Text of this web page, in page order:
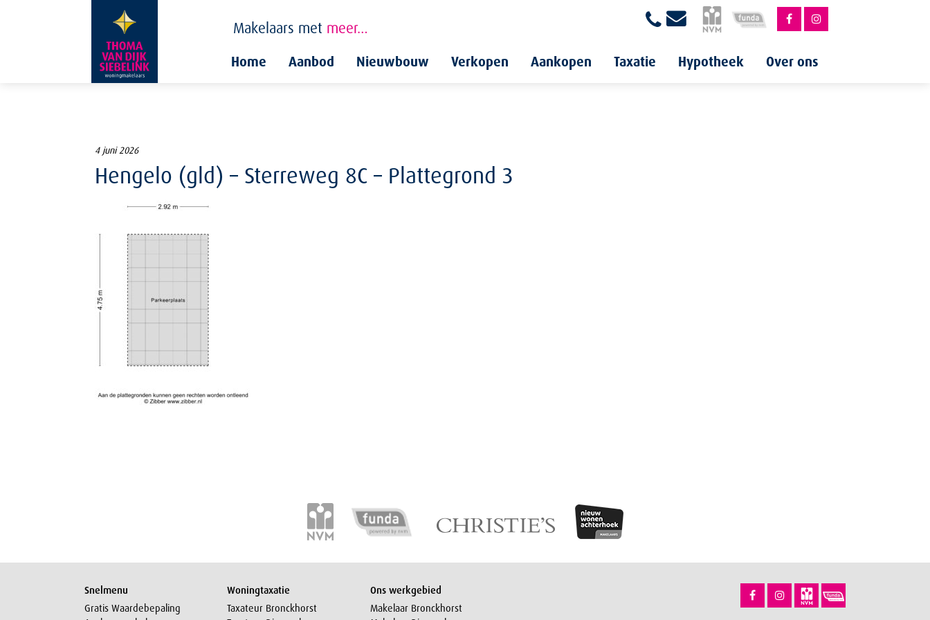
Makelaars met meer…
Home Aanbod Nieuwbouw Verkopen Aankopen Taxatie Hypotheek Over ons
4 juni 2026
Hengelo (gld) – Sterreweg 8C – Plattegrond 3
Snelmenu
Gratis Waardebepaling
Woningtaxatie
Taxateur Bronckhorst
Ons werkgebied
Makelaar Bronckhorst